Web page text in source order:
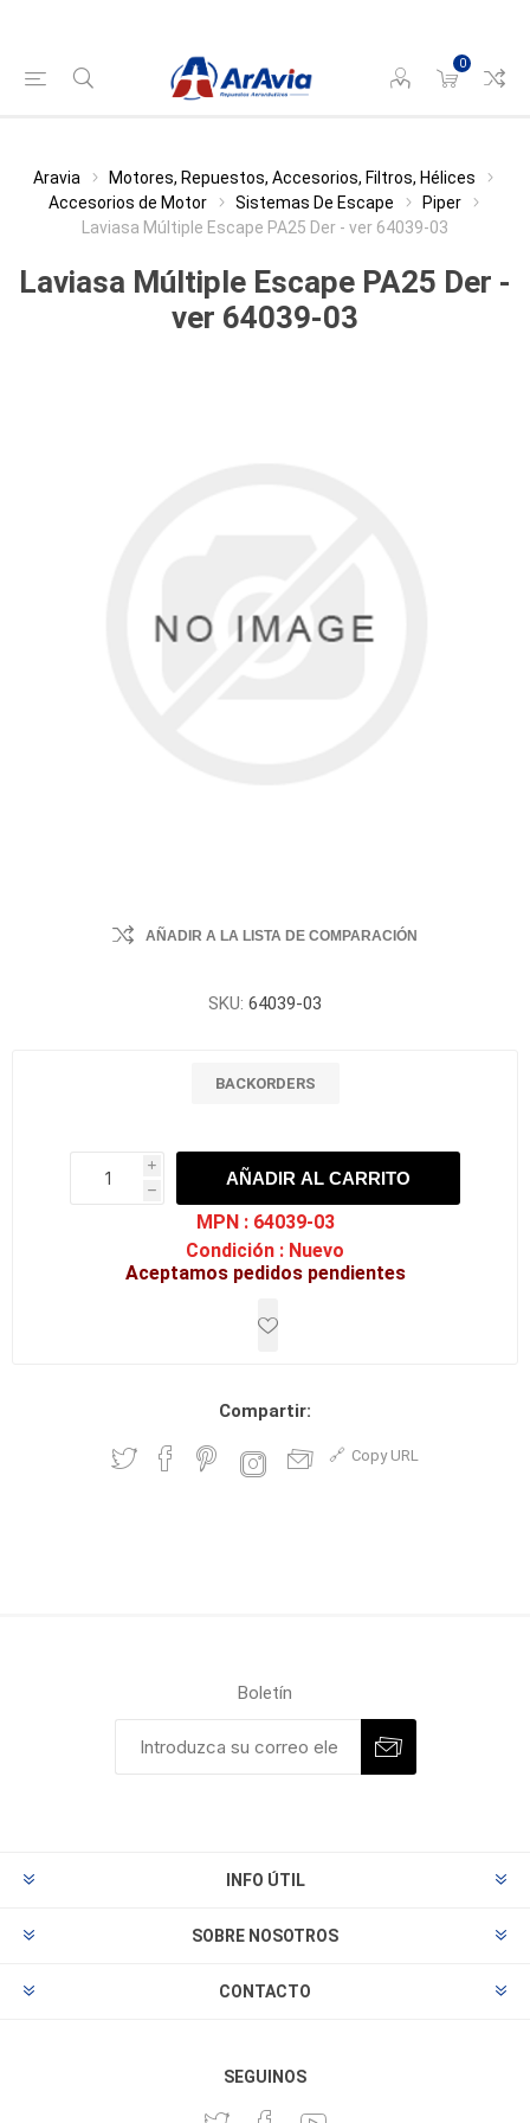
0
Aravia
Motores, Repuestos, Accesorios, Filtros, Hélices
Accesorios de Motor
Sistemas De Escape
Piper
Laviasa Múltiple Escape PA25 Der - ver 64039-03
Laviasa Múltiple Escape PA25 Der -
ver 64039-03
AÑADIR A LA LISTA DE COMPARACIÓN
SKU: 64039-03
BACKORDERS
i
h
h
AÑADIR AL CARRITO
MPN : 64039-03
Condición : Nuevo
Aceptamos pedidos pendientes
Compartir:
Copy URL
Boletín
INFO ÚTIL
SOBRE NOSOTROS
CONTACTO
SEGUINOS